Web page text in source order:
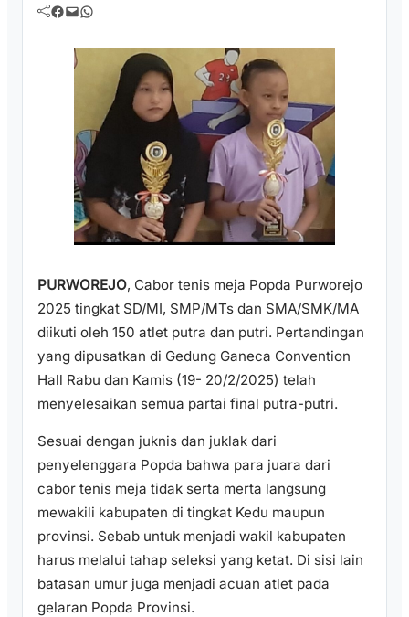
Facebook Mail WhatsApp
PURWOREJO, Cabor tenis meja Popda Purworejo
2025 tingkat SD/MI, SMP/MTs dan SMA/SMK/MA
diikuti oleh 150 atlet putra dan putri. Pertandingan
yang dipusatkan di Gedung Ganeca Convention
Hall Rabu dan Kamis (19- 20/2/2025) telah
menyelesaikan semua partai final putra-putri.
Sesuai dengan juknis dan juklak dari
penyelenggara Popda bahwa para juara dari
cabor tenis meja tidak serta merta langsung
mewakili kabupaten di tingkat Kedu maupun
provinsi. Sebab untuk menjadi wakil kabupaten
harus melalui tahap seleksi yang ketat. Di sisi lain
batasan umur juga menjadi acuan atlet pada
gelaran Popda Provinsi.